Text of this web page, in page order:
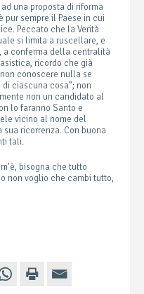
una proposta di riforma
pur sempre il Paese in cui
Peccato che la Verità
si limita a ruscellare, e
a conferma della centralità
ricordo che già
conoscere nulla se
ciascuna cosa”; non
non un candidato al
lo faranno Santo e
vicino al nome del
ricorrenza. Con buona
tali.
bisogna che tutto
non voglio che cambi tutto,